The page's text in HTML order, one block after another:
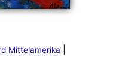
Mittelamerika